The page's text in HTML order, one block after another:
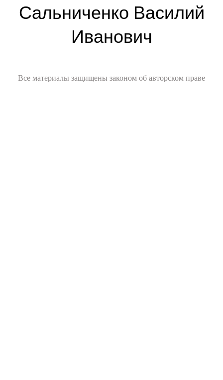
Сальниченко Василий
Иванович
Все материалы защищены законом об авторском праве